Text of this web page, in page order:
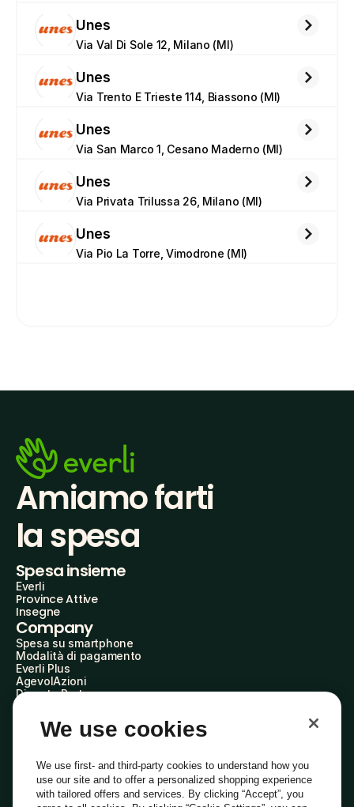
Unes
Via Val Di Sole 12, Milano (MI)
Unes
Via Trento E Trieste 114, Biassono (MI)
Unes
Via San Marco 1, Cesano Maderno (MI)
Unes
Via Privata Trilussa 26, Milano (MI)
Unes
Via Pio La Torre, Vimodrone (MI)
Amiamo farti
la spesa
Spesa insieme
Everli
Province Attive
Insegne
Company
Spesa su smartphone
Modalità di pagamento
Everli Plus
AgevolAzioni
Diventa Partner
Everli Shoppers
About Us
Everli News
Domande frequenti
Lavora con noi
Diventa Shopper
We use cookies
We use first- and third-party cookies to understand how you
use our site and to offer a personalized shopping experience
with tailored offers and services. By clicking “Accept”, you